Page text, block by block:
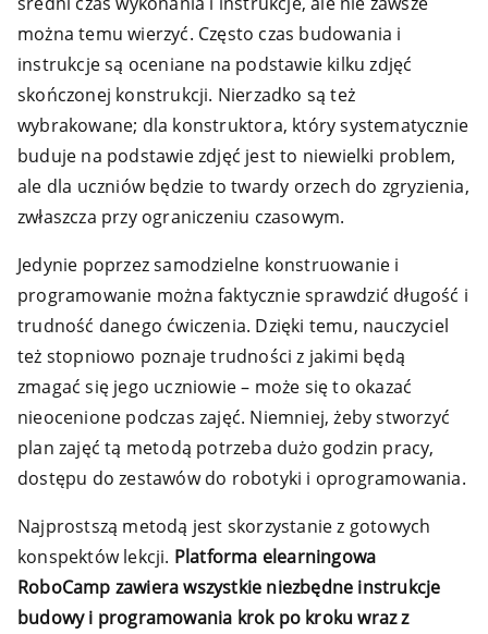
można temu wierzyć. Często czas budowania i
instrukcje są oceniane na podstawie kilku zdjęć
skończonej konstrukcji. Nierzadko są też
wybrakowane; dla konstruktora, który systematycznie
buduje na podstawie zdjęć jest to niewielki problem,
ale dla uczniów będzie to twardy orzech do zgryzienia,
zwłaszcza przy ograniczeniu czasowym.
Jedynie poprzez samodzielne konstruowanie i
programowanie można faktycznie sprawdzić długość i
trudność danego ćwiczenia. Dzięki temu, nauczyciel
też stopniowo poznaje trudności z jakimi będą
zmagać się jego uczniowie – może się to okazać
nieocenione podczas zajęć. Niemniej, żeby stworzyć
plan zajęć tą metodą potrzeba dużo godzin pracy,
dostępu do zestawów do robotyki i oprogramowania.
Najprostszą metodą jest skorzystanie z gotowych
konspektów lekcji. Platforma elearningowa
RoboCamp zawiera wszystkie niezbędne instrukcje
budowy i programowania krok po kroku wraz z